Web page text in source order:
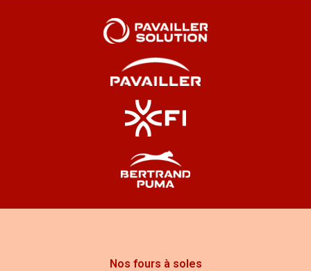
Une marque pionnière depuis 1946
Pavaillerest depuis près de 80
ans un acteur majeur de la boulangerie française.
Elle a accompagné toutes les évolutions du métier,
industrielle, en passant par la modernisation des
Nos fours à soles